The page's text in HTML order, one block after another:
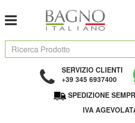
SERVIZIO CLIENTI
+39 345 6937400
SPEDIZIONE
IVA